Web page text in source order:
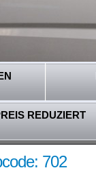
REDUZIERT
702